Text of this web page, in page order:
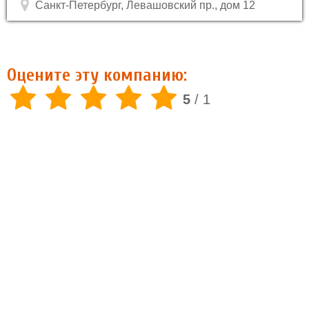
Санкт-Петербург, Левашовский пр., дом 12
Оцените эту компанию:
5 / 1